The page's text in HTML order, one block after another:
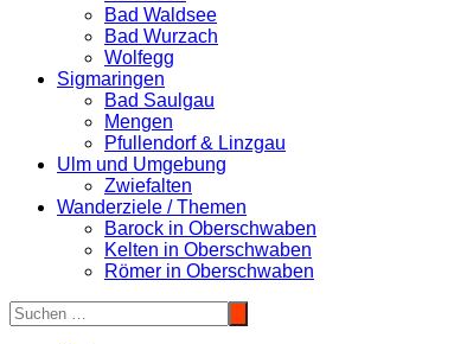
Bad Waldsee
Bad Wurzach
Wolfegg
Sigmaringen
Bad Saulgau
Mengen
Pfullendorf & Linzgau
Ulm und Umgebung
Zwiefalten
Wanderziele / Themen
Barock in Oberschwaben
Kelten in Oberschwaben
Römer in Oberschwaben